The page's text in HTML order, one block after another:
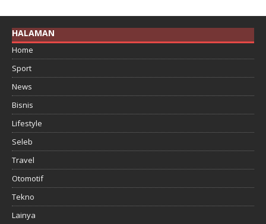
HALAMAN
Home
Sport
News
Bisnis
Lifestyle
Seleb
Travel
Otomotif
Tekno
Lainya